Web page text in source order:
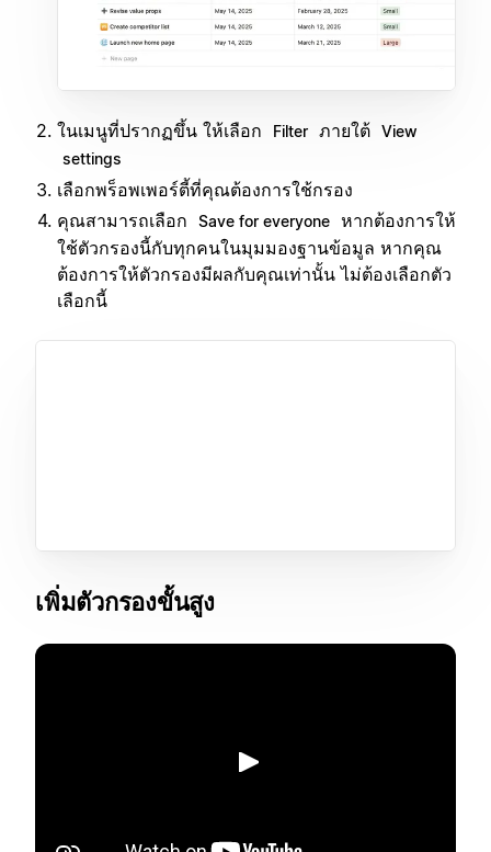
ในเมนูที่ปรากฏขึ้น ให้เลือก Filter ภายใต้ View
settings
เลือกพร็อพเพอร์ตี้ที่คุณต้องการใช้กรอง
คุณสามารถเลือก
Save for everyone หากต้องการให้
ใช้ตัวกรองนี้กับทุกคนในมุมมองฐานข้อมูล หากคุณ
ต้องการให้ตัวกรองมีผลกับคุณเท่านั้น ไม่ต้องเลือกตัว
เลือกนี้
เพิ่มตัวกรองขั้นสูง
เล่น